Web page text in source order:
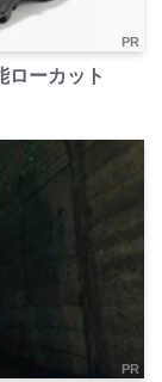
PR
ローカット
PR